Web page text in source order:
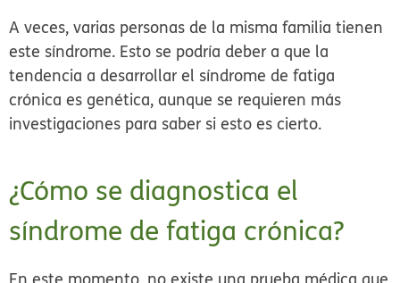
A veces, varias personas de la misma familia tienen
este síndrome. Esto se podría deber a que la
tendencia a desarrollar el síndrome de fatiga
crónica es genética, aunque se requieren más
investigaciones para saber si esto es cierto.
¿Cómo se diagnostica el
síndrome de fatiga crónica?